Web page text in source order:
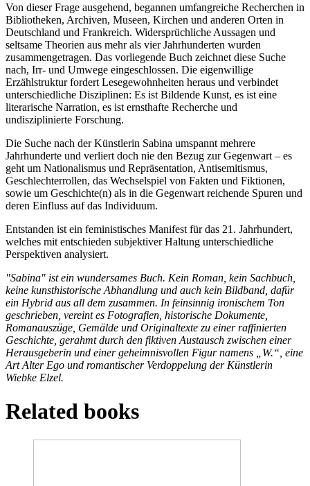
Von dieser Frage ausgehend, begannen umfangreiche Recherchen in
Bibliotheken, Archiven, Museen, Kirchen und anderen Orten in
Deutschland und Frankreich. Widersprüchliche Aussagen und
seltsame Theorien aus mehr als vier Jahrhunderten wurden
zusammengetragen. Das vorliegende Buch zeichnet diese Suche
nach, Irr- und Umwege eingeschlossen. Die eigenwillige
Erzählstruktur fordert Lesegewohnheiten heraus und verbindet
unterschiedliche Disziplinen: Es ist Bildende Kunst, es ist eine
literarische Narration, es ist ernsthafte Recherche und
undisziplinierte Forschung.
Die Suche nach der Künstlerin Sabina umspannt mehrere
Jahrhunderte und verliert doch nie den Bezug zur Gegenwart – es
geht um Nationalismus und Repräsentation, Antisemitismus,
Geschlechterrollen, das Wechselspiel von Fakten und Fiktionen,
sowie um Geschichte(n) als in die Gegenwart reichende Spuren und
deren Einfluss auf das Individuum.
Entstanden ist ein feministisches Manifest für das 21. Jahrhundert,
welches mit entschieden subjektiver Haltung unterschiedliche
Perspektiven analysiert.
"Sabina" ist ein wundersames Buch. Kein Roman, kein Sachbuch,
keine kunsthistorische Abhandlung und auch kein Bildband, dafür
ein Hybrid aus all dem zusammen. In feinsinnig ironischem Ton
geschrieben, vereint es Fotografien, historische Dokumente,
Romanauszüge, Gemälde und Originaltexte zu einer raffinierten
Geschichte, gerahmt durch den fiktiven Austausch zwischen einer
Herausgeberin und einer geheimnisvollen Figur namens „W.“, eine
Art Alter Ego und romantischer Verdoppelung der Künstlerin
Wiebke Elzel.
Related books